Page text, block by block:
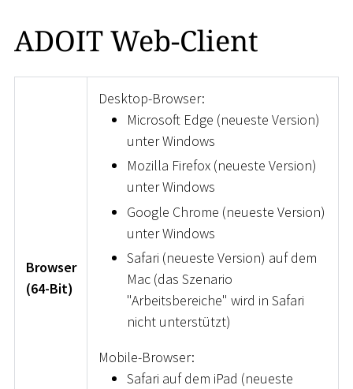
ADOIT Web-Client
Browser
(64-Bit)
Desktop-Browser:
Microsoft Edge (neueste Version)
unter Windows
Mozilla Firefox (neueste Version)
unter Windows
Google Chrome (neueste Version)
unter Windows
Safari (neueste Version) auf dem
Mac (das Szenario
"Arbeitsbereiche" wird in Safari
nicht unterstützt)
Mobile-Browser:
Safari auf dem iPad (neueste